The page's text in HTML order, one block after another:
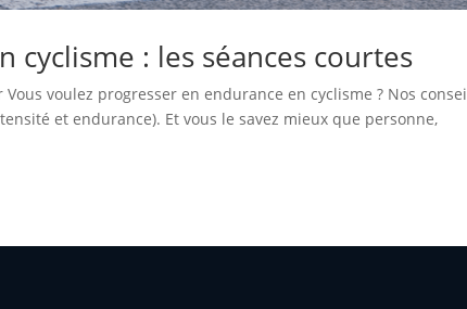
cyclisme : les séances courtes
voulez progresser en endurance en cyclisme ? Nos
et endurance). Et vous le savez mieux que personne,